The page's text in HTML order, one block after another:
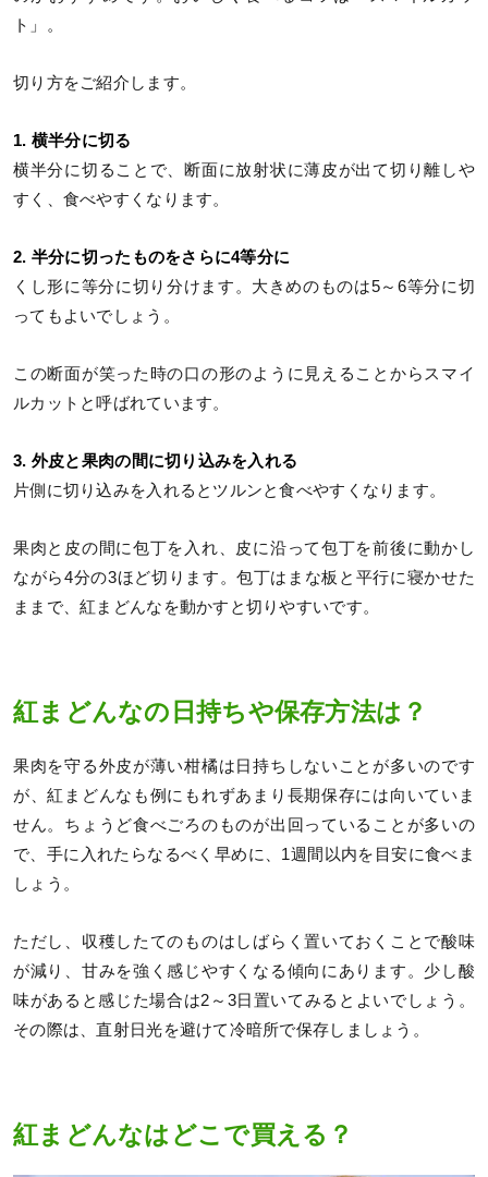
ト」。
切り方をご紹介します。
1. 横半分に切る
横半分に切ることで、断面に放射状に薄皮が出て切り離しや
すく、食べやすくなります。
2. 半分に切ったものをさらに4等分に
くし形に等分に切り分けます。大きめのものは5～6等分に切
ってもよいでしょう。
この断面が笑った時の口の形のように見えることからスマイ
ルカットと呼ばれています。
3. 外皮と果肉の間に切り込みを入れる
片側に切り込みを入れるとツルンと食べやすくなります。
果肉と皮の間に包丁を入れ、皮に沿って包丁を前後に動かし
ながら4分の3ほど切ります。包丁はまな板と平行に寝かせた
ままで、紅まどんなを動かすと切りやすいです。
紅まどんなの日持ちや保存方法は？
果肉を守る外皮が薄い柑橘は日持ちしないことが多いのです
が、紅まどんなも例にもれずあまり長期保存には向いていま
せん。ちょうど食べごろのものが出回っていることが多いの
で、手に入れたらなるべく早めに、1週間以内を目安に食べま
しょう。
ただし、収穫したてのものはしばらく置いておくことで酸味
が減り、甘みを強く感じやすくなる傾向にあります。少し酸
味があると感じた場合は2～3日置いてみるとよいでしょう。
その際は、直射日光を避けて冷暗所で保存しましょう。
紅まどんなはどこで買える？